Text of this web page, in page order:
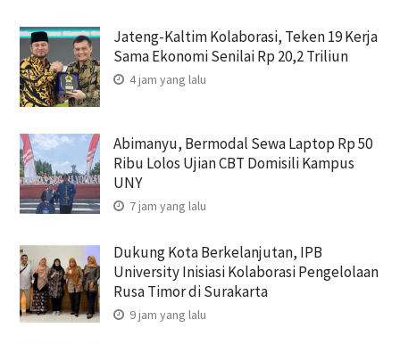
Jateng-Kaltim Kolaborasi, Teken 19 Kerja
Sama Ekonomi Senilai Rp 20,2 Triliun
4 jam yang lalu
Abimanyu, Bermodal Sewa Laptop Rp 50
Ribu Lolos Ujian CBT Domisili Kampus
UNY
7 jam yang lalu
Dukung Kota Berkelanjutan, IPB
University Inisiasi Kolaborasi Pengelolaan
Rusa Timor di Surakarta
9 jam yang lalu